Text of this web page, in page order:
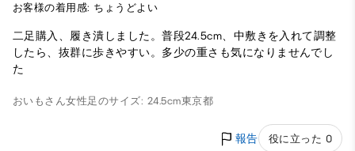
お客様の着用感: ちょうどよい
二足購入、履き潰しました。普段24.5cm、中敷きを入れて調整
したら、抜群に歩きやすい。多少の重さも気になりませんでし
た
おいもさん女性足のサイズ: 24.5cm東京都
報告 役に立った 0